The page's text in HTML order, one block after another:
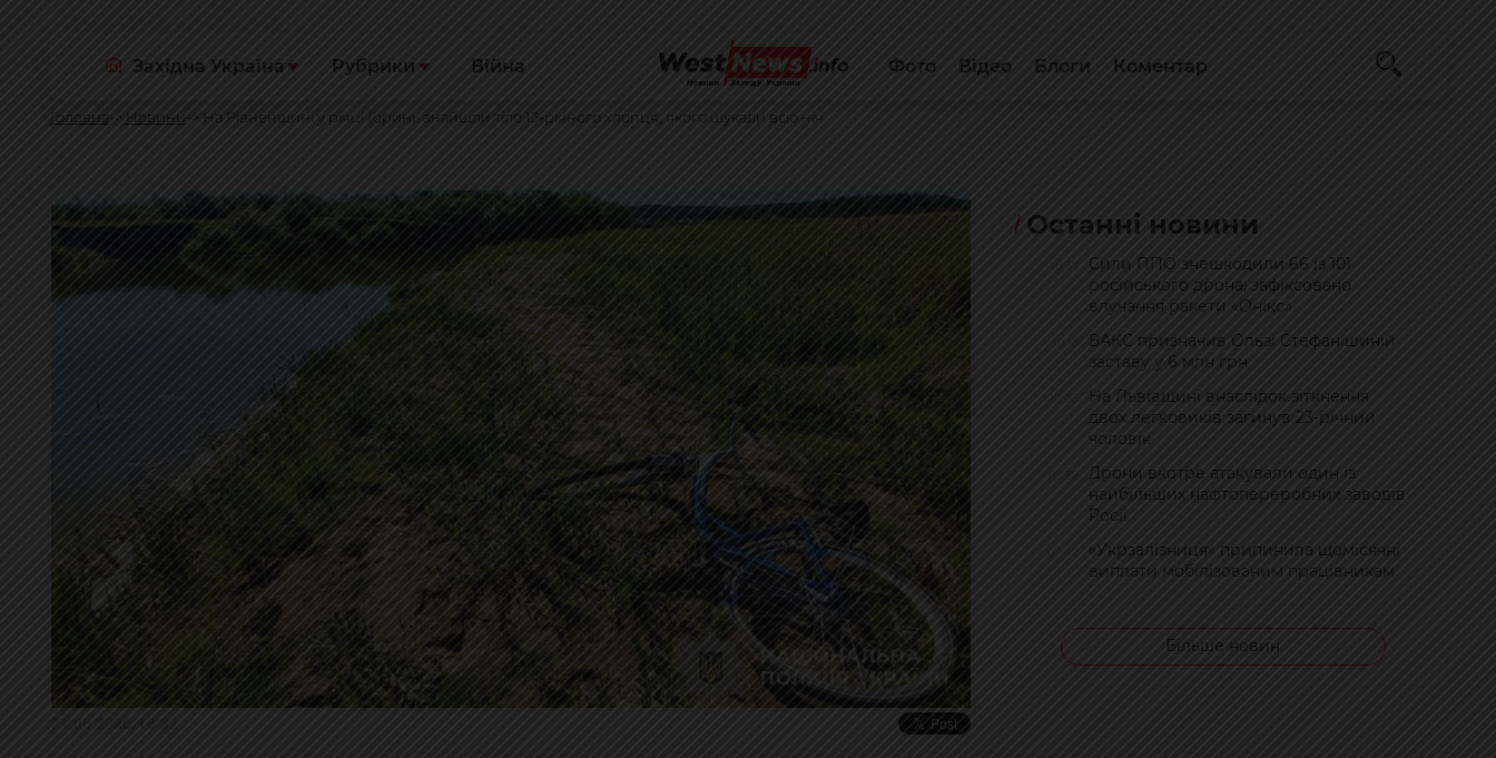
Західна Україна Рубрики Війна Фото Відео Блоги Коментар
Головна Новини На Рівненщині у річці Горинь знайшли тіло 13-річного хлопця, якого шукали всю ніч
Останні новини
Сили ППО знешкодили 66 із 101
російського дрона, зафіксовано
влучання ракети «Онікс»
ВАКС призначив Ользі Стефанішиній
заставу у 6 млн грн
На Львівщині внаслідок зіткнення
двох легковиків загинув 23-річний
чоловік
Дрони вкотре атакували один із
найбільших нафтопереробних заводів
Росії
«Укрзалізниця» припинила щомісячні
виплати мобілізованим працівникам
Більше новин